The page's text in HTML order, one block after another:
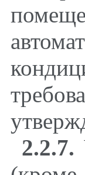
2.2.7.